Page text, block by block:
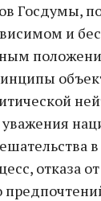
Госдумы,
и
в
отказа